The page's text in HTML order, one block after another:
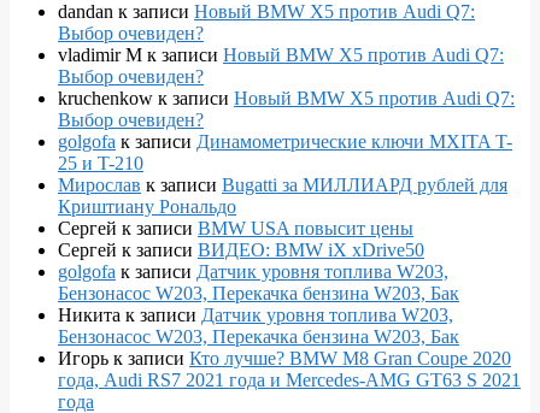
dandan к записи Новый BMW X5 против Audi Q7:
Выбор очевиден?
vladimir M к записи Новый BMW X5 против Audi Q7:
Выбор очевиден?
kruchenkow к записи Новый BMW X5 против Audi Q7:
Выбор очевиден?
golgofa к записи Динамометрические ключи MXITA T-
25 и T-210
Мирослав к записи Bugatti за МИЛЛИАРД рублей для
Криштиану Рональдо
Сергей к записи BMW USA повысит цены
Сергей к записи ВИДЕО: BMW iX xDrive50
golgofa к записи Датчик уровня топлива W203,
Бензонасос W203, Перекачка бензина W203, Бак
Никита к записи Датчик уровня топлива W203,
Бензонасос W203, Перекачка бензина W203, Бак
Игорь к записи Кто лучше? BMW M8 Gran Coupe 2020
года, Audi RS7 2021 года и Mercedes-AMG GT63 S 2021
года